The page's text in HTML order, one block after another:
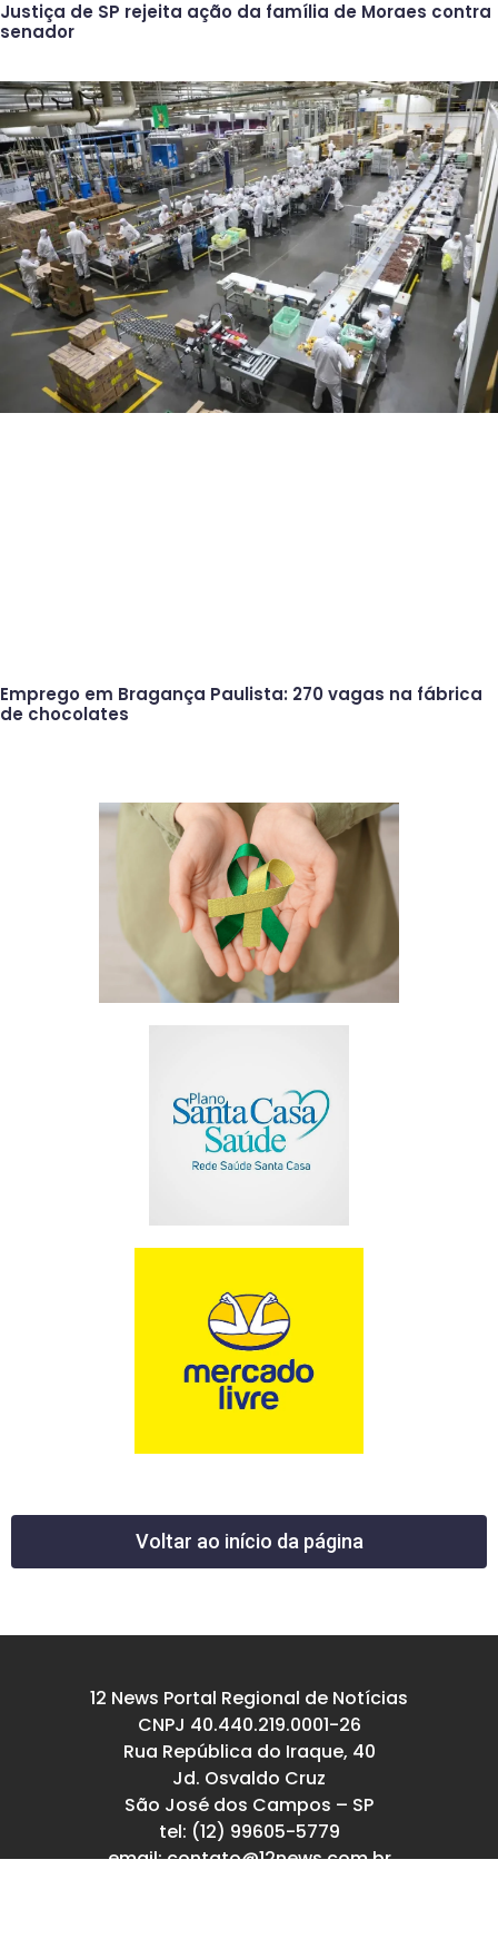
Justiça de SP rejeita ação da família de Moraes contra
senador
Emprego em Bragança Paulista: 270 vagas na fábrica
de chocolates
Voltar ao início da página
12 News Portal Regional de Notícias
CNPJ 40.440.219.0001-26
Rua República do Iraque, 40
Jd. Osvaldo Cruz
São José dos Campos – SP
tel: (12) 99605-5779
email: contato@12news.com.br